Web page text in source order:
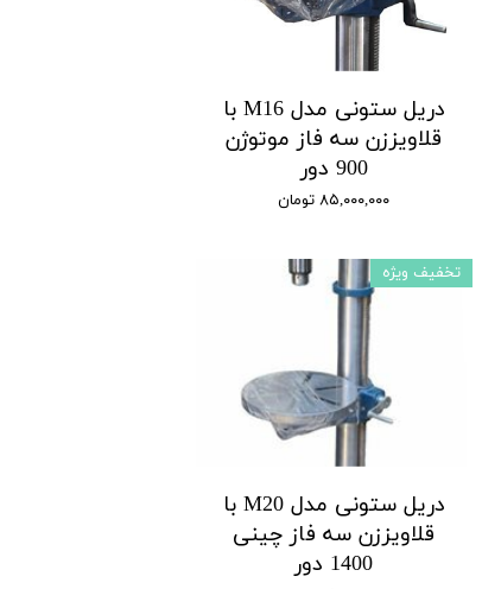
دریل ستونی مدل M16 با
قلاویززن سه فاز موتوژن
900 دور
۸۵,۰۰۰,۰۰۰ تومان
دریل ستونی مدل M20 با
قلاویززن سه فاز چینی
1400 دور
تخفیف ویژه